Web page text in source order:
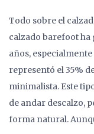
Todo sobre el
calzado barefoot
años,
representó el 35%
minimalista. Este
de andar descalzo,
forma natural.